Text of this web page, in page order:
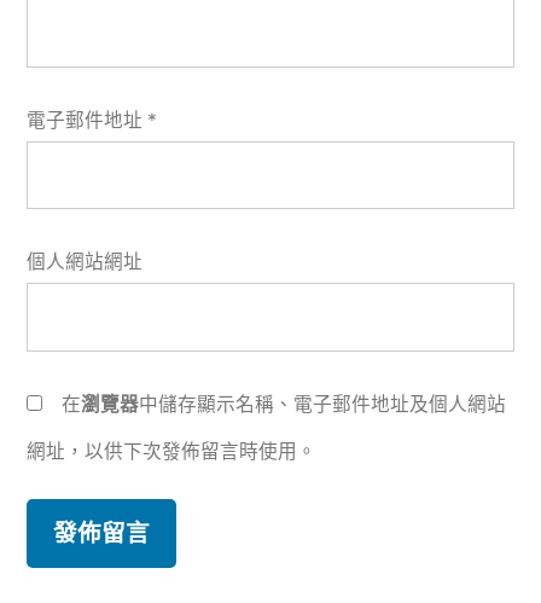
電子郵件地址 *
個人網站網址
在瀏覽器中儲存顯示名稱、電子郵件地址及個人網站
網址，以供下次發佈留言時使用。